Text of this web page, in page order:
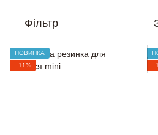
Фільтр
НОВИНКА
−11%